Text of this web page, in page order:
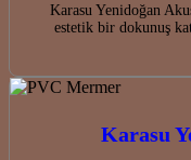
Karasu Yenidoğan
estetik bir dokunuş
Karasu